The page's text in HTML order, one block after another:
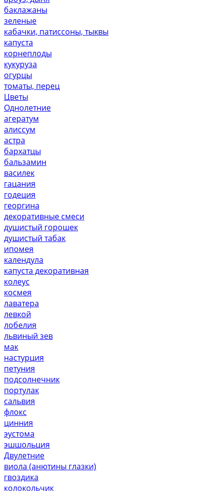
баклажаны
зеленые
кабачки, патиссоны, тыквы
капуста
корнеплоды
кукуруза
огурцы
томаты, перец
Цветы
Однолетние
агератум
алиссум
астра
бархатцы
бальзамин
василек
гацания
годеция
георгина
декоративные смеси
душистый горошек
душистый табак
ипомея
календула
капуста декоративная
колеус
космея
лаватера
левкой
лобелия
львиный зев
мак
настурция
петуния
подсолнечник
портулак
сальвия
флокс
цинния
эустома
эшшольция
Двулетние
виола (анютины глазки)
гвоздика
колокольчик